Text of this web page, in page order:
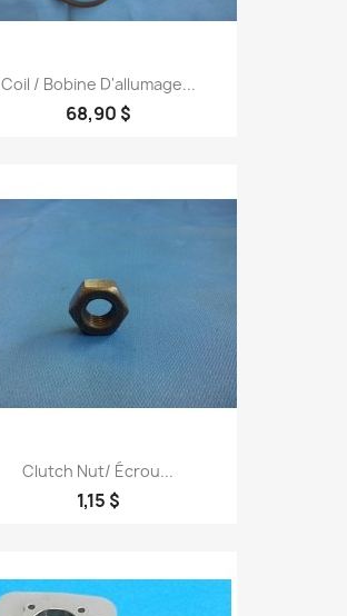
Coil / Bobine D'allumage...
68,90 $
Clutch Nut/ Écrou...
1,15 $